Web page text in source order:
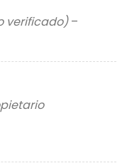
verificado) –